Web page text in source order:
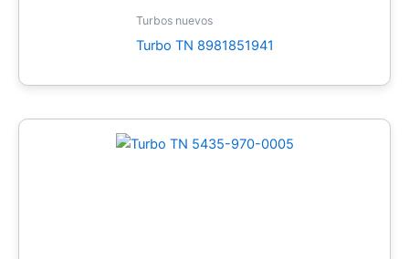
Turbos nuevos
Turbo TN 8981851941